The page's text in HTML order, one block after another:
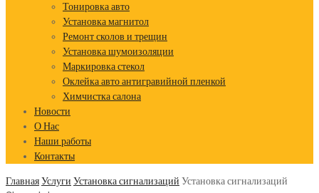
Тонировка авто
Установка магнитол
Ремонт сколов и трещин
Установка шумоизоляции
Маркировка стекол
Оклейка авто антигравийной пленкой
Химчистка салона
Новости
О Нас
Наши работы
Контакты
ГлавнаяУслуги Установка сигнализаций Установка сигнализаций